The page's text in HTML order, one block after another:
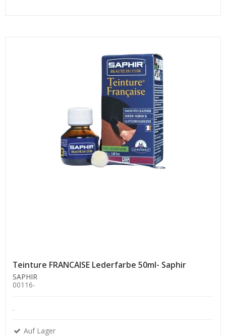
Teinture FRANCAISE Lederfarbe 50ml- Saphir
SAPHIR
00116-
.
Auf Lager